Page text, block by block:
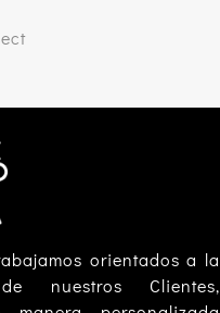
orientados a la
nuestros Clientes,